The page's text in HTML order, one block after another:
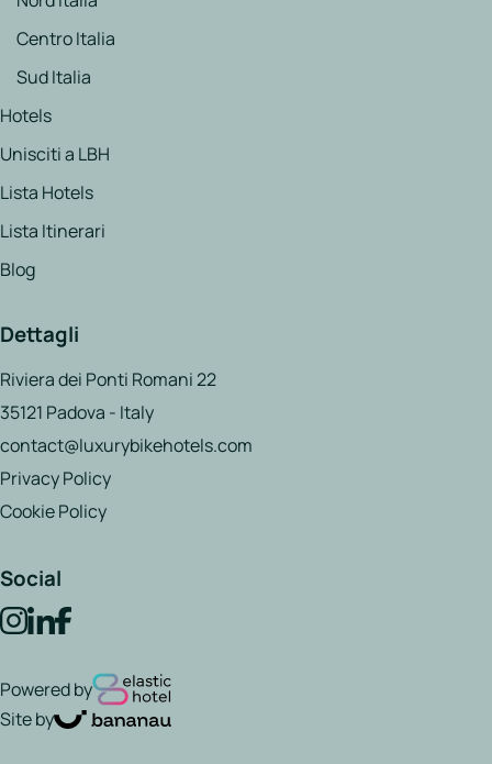
Centro Italia
Sud Italia
Hotels
Unisciti a LBH
Lista Hotels
Lista Itinerari
Blog
Social
Dettagli
Riviera dei Ponti Romani 22
35121 Padova - Italy
contact@luxurybikehotels.com
Privacy Policy
Cookie Policy
Powered by
Site by